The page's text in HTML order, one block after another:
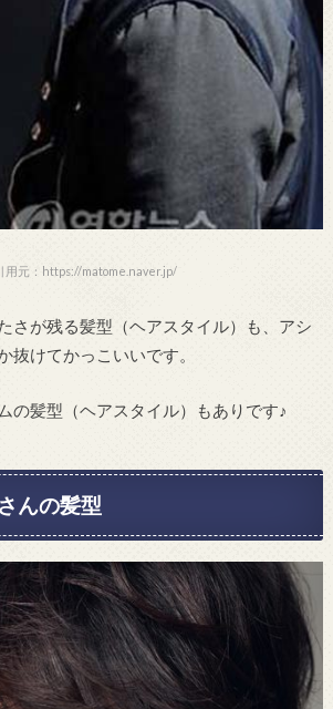
用元：https://matome.naver.jp/
さが残る髪型（ヘアスタイル）も、アシ
抜けてかっこいいです。
の髪型（ヘアスタイル）もありです♪
んの髪型